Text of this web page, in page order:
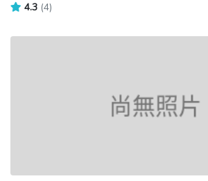
4.3 (4)